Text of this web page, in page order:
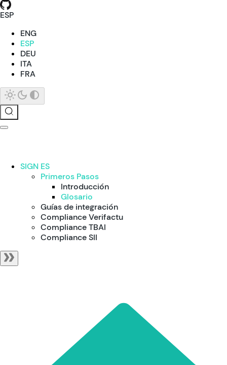
ESP
ENG
ESP
DEU
ITA
FRA
SIGN ES
Primeros Pasos
Introducción
Glosario
Guías de integración
Compliance Verifactu
Compliance TBAI
Compliance SII